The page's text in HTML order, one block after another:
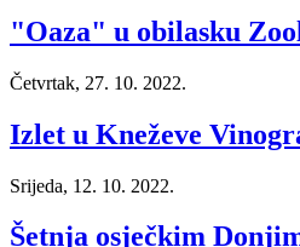
"Oaza" u obilasku
Četvrtak, 27. 10. 2022.
Izlet u Kneževe
Srijeda, 12. 10. 2022.
Šetnja osječkim